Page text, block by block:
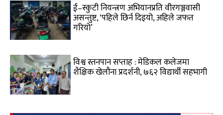
ई–स्कुटी नियन्त्रण अभियानप्रति वीरगञ्जवासी
असन्तुष्ट, ‘पहिले छिर्न दिइयो, अहिले जफत
गरियो’
विश्व स्तनपान सप्ताह : मेडिकल कलेजमा
शैक्षिक खेलौना प्रदर्शनी, ७६२ विद्यार्थी सहभागी